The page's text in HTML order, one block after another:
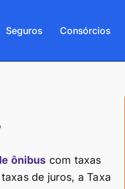
Seguros Consórcios
ônibus com taxas
de juros, a Taxa